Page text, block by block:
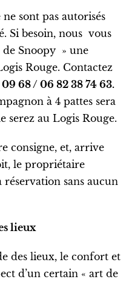
sont pas autorisés
Si besoin, nous vous
Snoopy » une
Rouge. Contactez
68 / 06 82 38 74 63.
à 4 pattes sera
serez au Logis Rouge.
consigne, et, arrive
le propriétaire
sans aucun
lieux
des lieux, le confort et
d’un certain « art de